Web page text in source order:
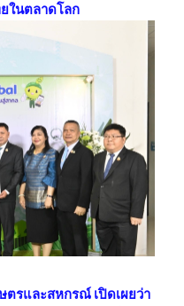
ในตลาดโลก
ตรและสหกรณ์ เปิดเผยว่า